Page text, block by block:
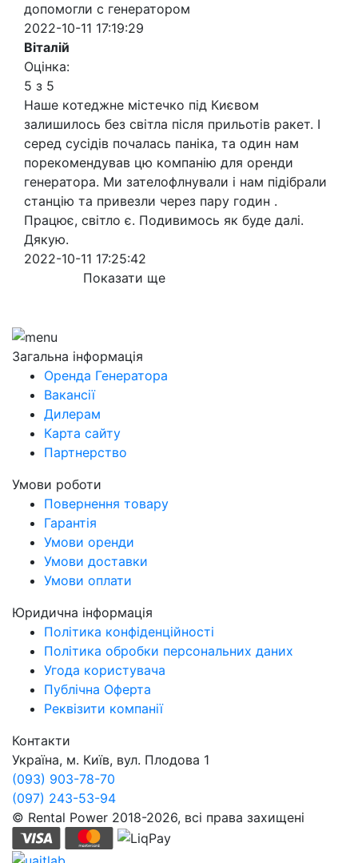
допомогли с генератором
2022-10-11 17:19:29
Віталій
Оцінка:
5 з 5
Наше котеджне містечко під Києвом
залишилось без світла після прильотів ракет. І
серед сусідів почалась паніка, та один нам
порекомендував цю компанію для оренди
генератора. Ми зателофлнували і нам підібрали
станцію та привезли через пару годин .
Працює, світло є. Подивимось як буде далі.
Дякую.
2022-10-11 17:25:42
Показати ще
Загальна інформація
Оренда Генератора
Вакансії
Дилерам
Карта сайту
Партнерство
Умови роботи
Повернення товару
Гарантія
Умови оренди
Умови доставки
Умови оплати
Юридична інформація
Політика конфіденційності
Політика обробки персональних даних
Угода користувача
Публічна Оферта
Реквізити компанії
Контакти
Україна, м. Київ, вул. Плодова 1
(093) 903-78-70
(097) 243-53-94
© Rental Power 2018-2026, всі права захищені